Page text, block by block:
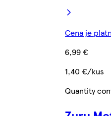
Cena je
6,99 €
1,40 €/kus
Quantity